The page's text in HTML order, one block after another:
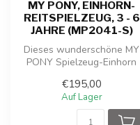
MY PONY, EINHORN-
REITSPIELZEUG, 3 - 6
JAHRE (MP2041-S)
Dieses wunderschöne MY
PONY Spielzeug-Einhorn
sich durch ei...
€195,00
Auf Lager